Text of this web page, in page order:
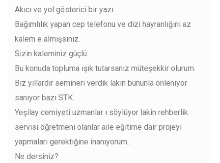
Akıcı ve yol gösterici bir yazı.
Bağımlılık yapan cep telefonu ve dizi hayranlığını az
kalem e almışsınız.
Sizin kaleminiz güçlü.
Bu konuda topluma ışık tutarsanız müteşekkir olurum.
Biz yıllardır semineri verdik lakin bununla önleniyor
sanıyor bazı STK..
Yeşilay cemiyeti uzmanlar ı söylüyor lakin rehberlik
servisi öğretmeni olanlar aile eğitime dair projeyi
yapmaları gerektiğine inanıyorum..
Ne dersiniz?